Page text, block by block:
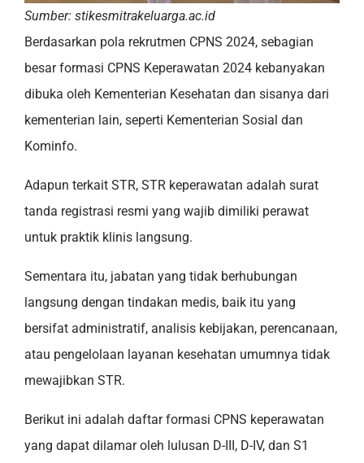
Sumber: stikesmitrakeluarga.ac.id
Berdasarkan pola rekrutmen CPNS 2024, sebagian
besar formasi CPNS Keperawatan 2024 kebanyakan
dibuka oleh Kementerian Kesehatan dan sisanya dari
kementerian lain, seperti Kementerian Sosial dan
Kominfo.
Adapun terkait STR, STR keperawatan adalah surat
tanda registrasi resmi yang wajib dimiliki perawat
untuk praktik klinis langsung.
Sementara itu, jabatan yang tidak berhubungan
langsung dengan tindakan medis, baik itu yang
bersifat administratif, analisis kebijakan, perencanaan,
atau pengelolaan layanan kesehatan umumnya tidak
mewajibkan STR.
Berikut ini adalah daftar formasi CPNS keperawatan
yang dapat dilamar oleh lulusan D-III, D-IV, dan S1